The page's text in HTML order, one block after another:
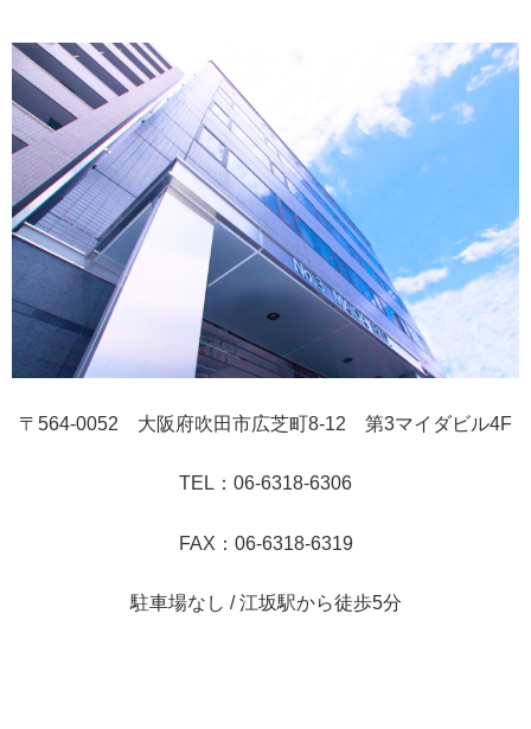
〒564-0052 大阪府吹田市広芝町8-12 第3マイダビル4F
TEL：06-6318-6306
FAX：06-6318-6319
駐車場なし / 江坂駅から徒歩5分